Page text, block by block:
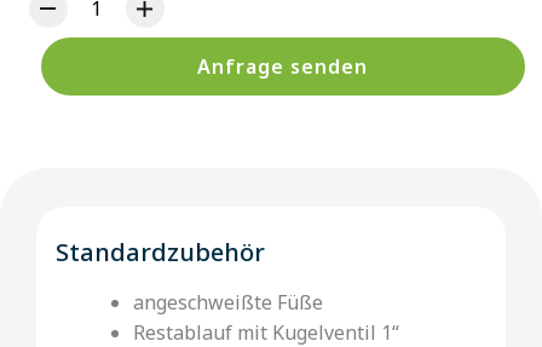
Anfrage senden
Standardzubehör
angeschweißte Füße
Restablauf mit Kugelventil 1“